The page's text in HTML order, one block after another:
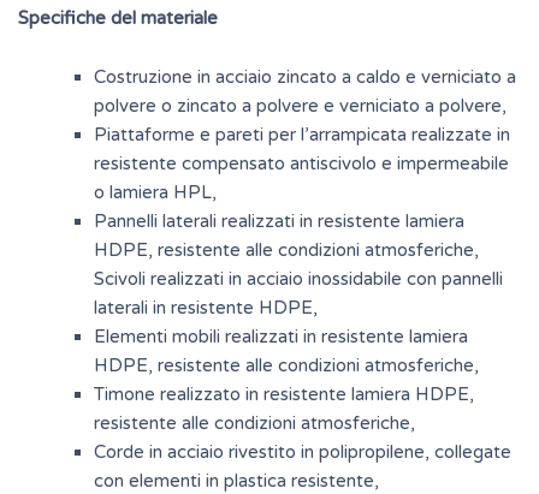
Specifiche del materiale
Costruzione in acciaio zincato a caldo e verniciato a
polvere o zincato a polvere e verniciato a polvere,
Piattaforme e pareti per l’arrampicata realizzate in
resistente compensato antiscivolo e impermeabile
o lamiera HPL,
Pannelli laterali realizzati in resistente lamiera
HDPE, resistente alle condizioni atmosferiche,
Scivoli realizzati in acciaio inossidabile con pannelli
laterali in resistente HDPE,
Elementi mobili realizzati in resistente lamiera
HDPE, resistente alle condizioni atmosferiche,
Timone realizzato in resistente lamiera HDPE,
resistente alle condizioni atmosferiche,
Corde in acciaio rivestito in polipropilene, collegate
con elementi in plastica resistente,